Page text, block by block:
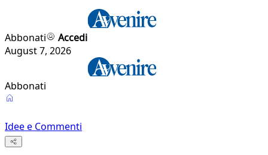
Abbonati
Accedi
August 7, 2026
Abbonati
Idee e Commenti